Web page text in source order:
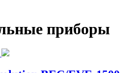
приборы